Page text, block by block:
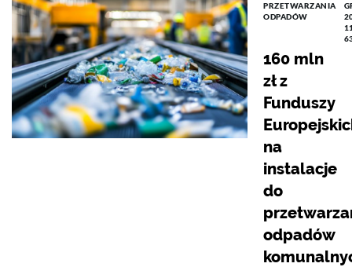
PRZETWARZANIA
ODPADÓW
160 mln
zł z
Funduszy
na
instalacje
do
odpadów